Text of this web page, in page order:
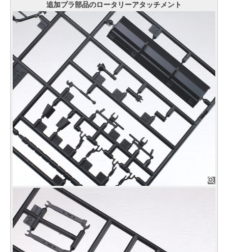
追加プラ部品のロータリーアタッチメント